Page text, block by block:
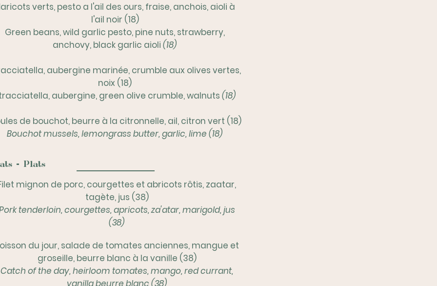
verts, pesto a l'ail des ours, fraise, anchois, aioli à
l'ail noir (18)
Green beans, wild garlic pesto, pine nuts, strawberry,
anchovy, black garlic aioli (18)
aubergine marinée, crumble aux olives vertes,
noix (18)
aubergine, green olive crumble, walnuts (18)
de bouchot, beurre à la citronnelle, ail, citron vert (18)
Bouchot mussels, lemongrass butter, garlic, lime (18)
- Plats
mignon de porc, courgettes et abricots rôtis, zaatar,
tagète, jus (38)
tenderloin, courgettes, apricots, za'atar, marigold, jus
(38)
du jour, salade de tomates anciennes, mangue et
groseille, beurre blanc à la vanille (38)
Catch of the day, heirloom tomates, mango, red currant,
vanilla beurre blanc (38)